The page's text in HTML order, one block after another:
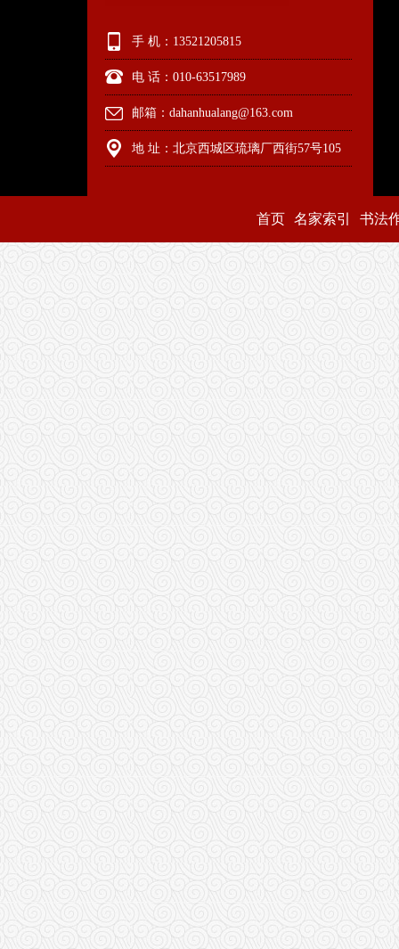
手 机：13521205815
电 话：010-63517989
邮箱：dahanhualang@163.com
地 址：北京西城区琉璃厂西街57号105
首页 名家索引 书法